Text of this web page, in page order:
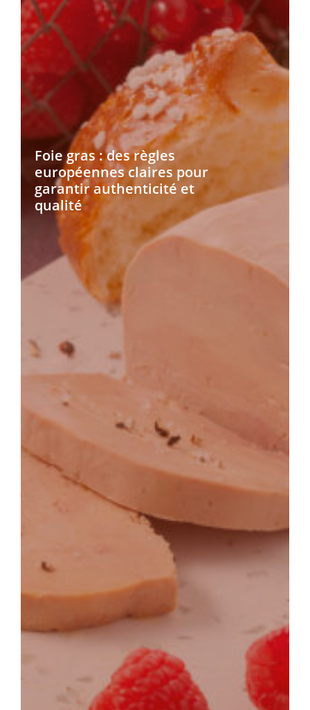
Foie gras : des règles
européennes claires pour
garantir authenticité et
qualité